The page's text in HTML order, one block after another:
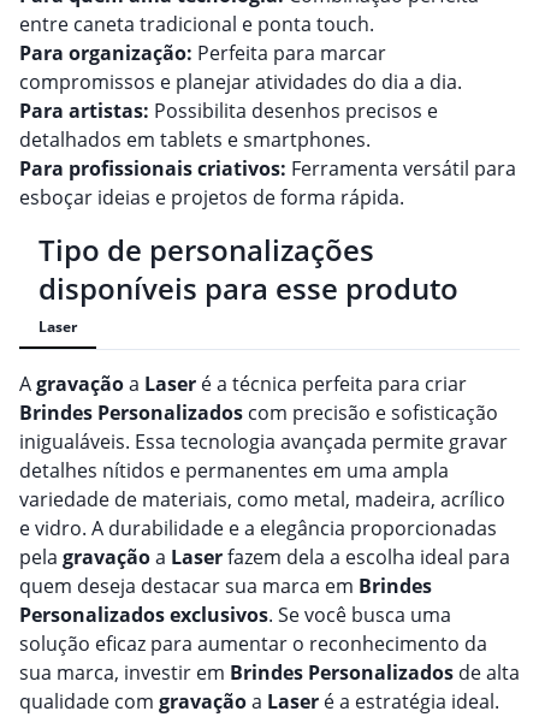
entre caneta tradicional e ponta touch.
Para organização: Perfeita para marcar
compromissos e planejar atividades do dia a dia.
Para artistas: Possibilita desenhos precisos e
detalhados em tablets e smartphones.
Para profissionais criativos: Ferramenta versátil para
esboçar ideias e projetos de forma rápida.
Tipo de personalizações
disponíveis para esse produto
Laser
Agravaçãoa Laser é a técnica perfeita para criar
Brindes Personalizados com precisão e sofisticação
inigualáveis. Essa tecnologia avançada permite gravar
detalhes nítidos e permanentes em uma ampla
variedade de materiais, como metal, madeira, acrílico
e vidro. A durabilidade e a elegância proporcionadas
pela gravaçãoa Laserfazem dela a escolha ideal para
quem deseja destacar sua marca em Brindes
Personalizadosexclusivos. Se você busca uma
solução eficaz para aumentar o reconhecimento da
sua marca, investir em Brindes Personalizados de alta
qualidade com gravaçãoa Laser é a estratégia ideal.